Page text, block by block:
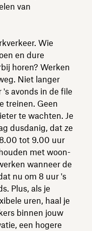
van
Wie
en dure
horen? Werken
Niet langer
avonds in de file
treinen. Geen
te wachten. Je
dusdanig, dat ze
tot 9.00 uur
met woon-
wanneer de
nu om 8 uur 's
Plus, als je
uren, haal je
binnen jouw
een hogere